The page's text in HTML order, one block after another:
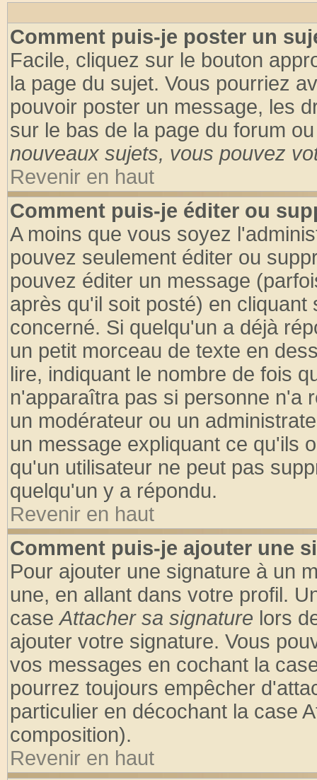
Comment puis-je poster un
Facile, cliquez sur le bouton
la page du sujet. Vous pourriez
pouvoir poster un message, les
sur le bas de la page du forum
nouveaux sujets, vous pouvez
Revenir en haut
Comment puis-je éditer ou
A moins que vous soyez
pouvez seulement éditer ou
pouvez éditer un message
après qu'il soit posté) en
concerné. Si quelqu'un a déjà
un petit morceau de texte en
lire, indiquant le nombre de fois
n'apparaîtra pas si personne n'a
un modérateur ou un
un message expliquant ce qu'ils
qu'un utilisateur ne peut pas
quelqu'un y a répondu.
Revenir en haut
Comment puis-je ajouter une
Pour ajouter une signature à un
une, en allant dans votre profil.
caseAttacher sa signature lors
ajouter votre signature. Vous
vos messages en cochant la
pourrez toujours empêcher
particulier en décochant la case
composition).
Revenir en haut